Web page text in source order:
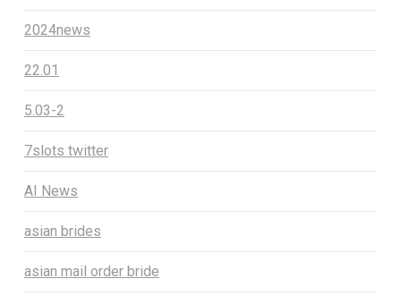
2024news
22.01
5.03-2
7slots twitter
AI News
asian brides
asian mail order bride